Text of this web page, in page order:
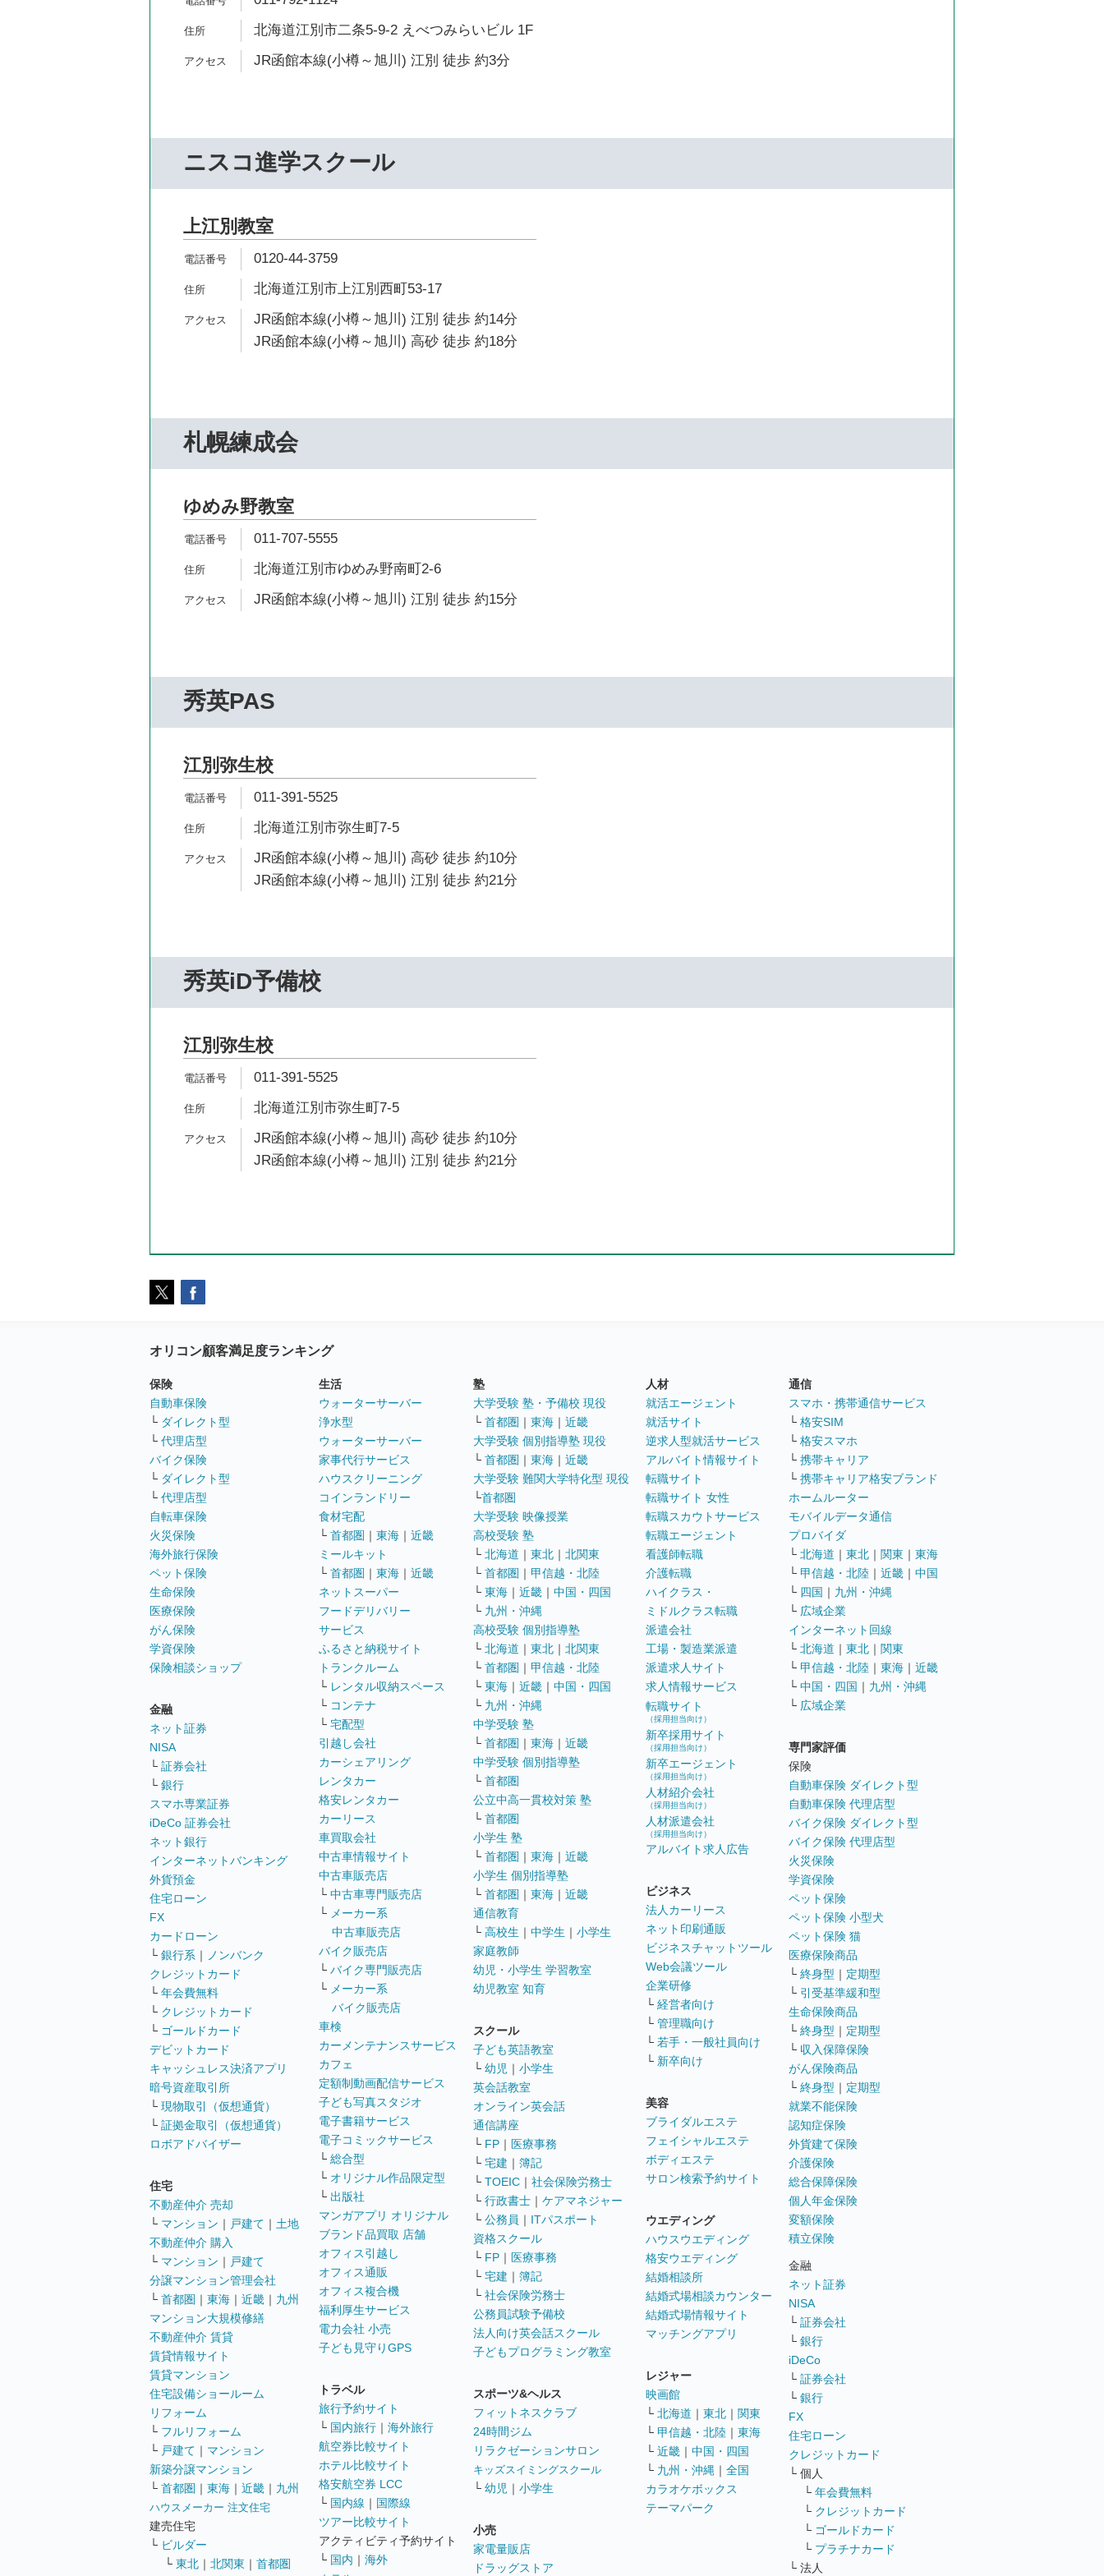
北海道江別市二条5-9-2 えべつみらいビル 1F
JR函館本線(小樽～旭川) 江別 徒歩 約3分
ニスコ進学スクール
上江別教室
0120-44-3759
北海道江別市上江別西町53-17
JR函館本線(小樽～旭川) 江別 徒歩 約14分
JR函館本線(小樽～旭川) 高砂 徒歩 約18分
札幌練成会
ゆめみ野教室
011-707-5555
北海道江別市ゆめみ野南町2-6
JR函館本線(小樽～旭川) 江別 徒歩 約15分
秀英PAS
江別弥生校
011-391-5525
北海道江別市弥生町7-5
JR函館本線(小樽～旭川) 高砂 徒歩 約10分
JR函館本線(小樽～旭川) 江別 徒歩 約21分
秀英iD予備校
江別弥生校
011-391-5525
北海道江別市弥生町7-5
JR函館本線(小樽～旭川) 高砂 徒歩 約10分
JR函館本線(小樽～旭川) 江別 徒歩 約21分
オリコン顧客満足度ランキング
保険
自動車保険
└ ダイレクト型
└ 代理店型
バイク保険
└ ダイレクト型
└ 代理店型
自転車保険
火災保険
海外旅行保険
ペット保険
生命保険
医療保険
がん保険
学資保険
保険相談ショップ
金融
ネット証券
NISA
└ 証券会社
└ 銀行
スマホ専業証券
iDeCo 証券会社
ネット銀行
インターネットバンキング
外貨預金
住宅ローン
FX
カードローン
└ 銀行系 ｜
ノンバンク
クレジットカード
└ 年会費無料
└ クレジットカード
└ ゴールドカード
デビットカード
キャッシュレス決済アプリ
暗号資産取引所
└ 現物取引（仮想通貨）
└ 証拠金取引（仮想通貨）
ロボアドバイザー
住宅
不動産仲介 売却
└ マンション ｜ 戸建て ｜ 土地
不動産仲介 購入
└ マンション ｜ 戸建て
分譲マンション管理会社
└ 首都圏 ｜ 東海 ｜ 近畿 ｜ 九州
マンション大規模修繕
不動産仲介 賃貸
賃貸情報サイト
賃貸マンション
住宅設備ショールーム
リフォーム
└ フルリフォーム
└ 戸建て ｜ マンション
新築分譲マンション
└ 首都圏 ｜ 東海 ｜ 近畿 ｜ 九州
ハウスメーカー 注文住宅
建売住宅
└ ビルダー
└ 東北 ｜ 北関東 ｜ 首都圏
生活
ウォーターサーバー
浄水型
ウォーターサーバー
家事代行サービス
ハウスクリーニング
コインランドリー
食材宅配
└ 首都圏 ｜ 東海 ｜ 近畿
ミールキット
└ 首都圏 ｜ 東海 ｜ 近畿
ネットスーパー
フードデリバリー
サービス
ふるさと納税サイト
トランクルーム
└ レンタル収納スペース
└ コンテナ
└ 宅配型
引越し会社
カーシェアリング
レンタカー
格安レンタカー
カーリース
車買取会社
中古車情報サイト
中古車販売店
└ 中古車専門販売店
└ メーカー系
中古車販売店
バイク販売店
└ バイク専門販売店
└ メーカー系
バイク販売店
車検
カーメンテナンスサービス
カフェ
定額制動画配信サービス
子ども写真スタジオ
電子書籍サービス
電子コミックサービス
└ 総合型
└ オリジナル作品限定型
└ 出版社
マンガアプリ オリジナル
ブランド品買取 店舗
オフィス引越し
オフィス通販
オフィス複合機
福利厚生サービス
電力会社 小売
子ども見守りGPS
トラベル
旅行予約サイト
└ 国内旅行 ｜ 海外旅行
航空券比較サイト
ホテル比較サイト
格安航空券 LCC
└ 国内線 ｜ 国際線
ツアー比較サイト
アクティビティ予約サイト
└ 国内 ｜ 海外
塾
大学受験 塾・予備校 現役
└ 首都圏 ｜ 東海 ｜ 近畿
大学受験 個別指導塾 現役
└ 首都圏 ｜ 東海 ｜ 近畿
大学受験 難関大学特化型 現役
└首都圏
大学受験 映像授業
高校受験 塾
└ 北海道 ｜ 東北 ｜ 北関東
└ 首都圏 ｜ 甲信越・北陸
└ 東海 ｜ 近畿 ｜ 中国・四国
└ 九州・沖縄
高校受験 個別指導塾
└ 北海道 ｜ 東北 ｜ 北関東
└ 首都圏 ｜ 甲信越・北陸
└ 東海 ｜ 近畿 ｜ 中国・四国
└ 九州・沖縄
中学受験 塾
└ 首都圏 ｜ 東海 ｜ 近畿
中学受験 個別指導塾
└ 首都圏
公立中高一貫校対策 塾
└ 首都圏
小学生 塾
└ 首都圏 ｜ 東海 ｜ 近畿
小学生 個別指導塾
└ 首都圏 ｜ 東海 ｜ 近畿
通信教育
└ 高校生 ｜ 中学生 ｜ 小学生
家庭教師
幼児・小学生 学習教室
幼児教室 知育
スクール
子ども英語教室
└ 幼児 ｜ 小学生
英会話教室
オンライン英会話
通信講座
└ FP ｜ 医療事務
└ 宅建 ｜ 簿記
└ TOEIC ｜ 社会保険労務士
└ 行政書士 ｜ ケアマネジャー
└ 公務員 ｜ ITパスポート
資格スクール
└ FP ｜ 医療事務
└ 宅建 ｜ 簿記
└ 社会保険労務士
公務員試験予備校
法人向け英会話スクール
子どもプログラミング教室
スポーツ&ヘルス
フィットネスクラブ
24時間ジム
リラクゼーションサロン
キッズスイミングスクール
└ 幼児 ｜ 小学生
小売
家電量販店
ドラッグストア
人材
就活エージェント
就活サイト
逆求人型就活サービス
アルバイト情報サイト
転職サイト
転職サイト 女性
転職スカウトサービス
転職エージェント
看護師転職
介護転職
ハイクラス・
ミドルクラス転職
派遣会社
工場・製造業派遣
派遣求人サイト
求人情報サービス
転職サイト
（採用担当向け）
新卒採用サイト
（採用担当向け）
新卒エージェント
（採用担当向け）
人材紹介会社
（採用担当向け）
人材派遣会社
（採用担当向け）
アルバイト求人広告
ビジネス
法人カーリース
ネット印刷通販
ビジネスチャットツール
Web会議ツール
企業研修
└ 経営者向け
└ 管理職向け
└ 若手・一般社員向け
└ 新卒向け
美容
ブライダルエステ
フェイシャルエステ
ボディエステ
サロン検索予約サイト
ウエディング
ハウスウエディング
格安ウエディング
結婚相談所
結婚式場相談カウンター
結婚式場情報サイト
マッチングアプリ
レジャー
映画館
└ 北海道 ｜ 東北 ｜ 関東
└ 甲信越・北陸 ｜ 東海
└ 近畿 ｜ 中国・四国
└ 九州・沖縄 ｜ 全国
カラオケボックス
テーマパーク
通信
スマホ・携帯通信サービス
└ 格安SIM
└ 格安スマホ
└ 携帯キャリア
└ 携帯キャリア格安ブランド
ホームルーター
モバイルデータ通信
プロバイダ
└ 北海道 ｜ 東北 ｜ 関東 ｜ 東海
└ 甲信越・北陸 ｜ 近畿 ｜ 中国
└ 四国 ｜ 九州・沖縄
└ 広域企業
インターネット回線
└ 北海道 ｜ 東北 ｜ 関東
└ 甲信越・北陸 ｜ 東海 ｜ 近畿
└ 中国・四国 ｜ 九州・沖縄
└ 広域企業
専門家評価
保険
自動車保険 ダイレクト型
自動車保険 代理店型
バイク保険 ダイレクト型
バイク保険 代理店型
火災保険
学資保険
ペット保険
ペット保険 小型犬
ペット保険 猫
医療保険商品
└ 終身型 ｜ 定期型
└ 引受基準緩和型
生命保険商品
└ 終身型 ｜ 定期型
└ 収入保障保険
がん保険商品
└ 終身型 ｜ 定期型
就業不能保険
認知症保険
外貨建て保険
介護保険
総合保障保険
個人年金保険
変額保険
積立保険
金融
ネット証券
NISA
└ 証券会社
└ 銀行
iDeCo
└ 証券会社
└ 銀行
FX
住宅ローン
クレジットカード
└ 個人
└ 年会費無料
└ クレジットカード
└ ゴールドカード
└ プラチナカード
└ 法人